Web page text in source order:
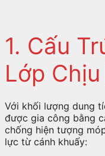
1. Cấu
Lớp
Với khối lượng dung
được gia công bằng
chống hiện tượng
lực từ cánh khuấy: